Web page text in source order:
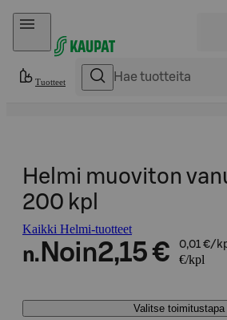
Hyppää sisältöön
Tuotteet
Helmi muoviton
200 kpl
Kaikki Helmi-tuotteet
n. Noin2,15 € 0,01 €/
€/kpl
Valitse toimitustapa